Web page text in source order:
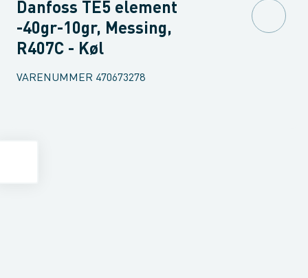
Danfoss TE5 element
-40gr-10gr, Messing,
R407C - Køl
VARENUMMER 470673278